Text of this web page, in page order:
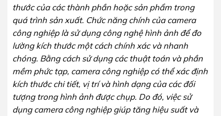
thước của các thành phần hoặc sản phẩm trong
quá trình sản xuất. Chức năng chính của camera
công nghiệp là sử dụng công nghệ hình ảnh để đo
lường kích thước một cách chính xác và nhanh
chóng. Bằng cách sử dụng các thuật toán và phần
mềm phức tạp, camera công nghiệp có thể xác định
kích thước chi tiết, vị trí và hình dạng của các đối
tượng trong hình ảnh được chụp. Do đó, việc sử
dụng camera công nghiệp giúp tăng hiệu suất và